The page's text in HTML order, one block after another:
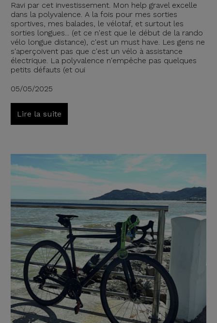
Ravi par cet investissement. Mon help gravel excelle
dans la polyvalence. A la fois pour mes sorties
sportives, mes balades, le vélotaf, et surtout les
sorties longues... (et ce n'est que le début de la rando
vélo longue distance), c'est un must have. Les gens ne
s'aperçoivent pas que c'est un vélo à assistance
électrique. La polyvalence n'empêche pas quelques
petits défauts (et oui
05/05/2025
Lire la suite